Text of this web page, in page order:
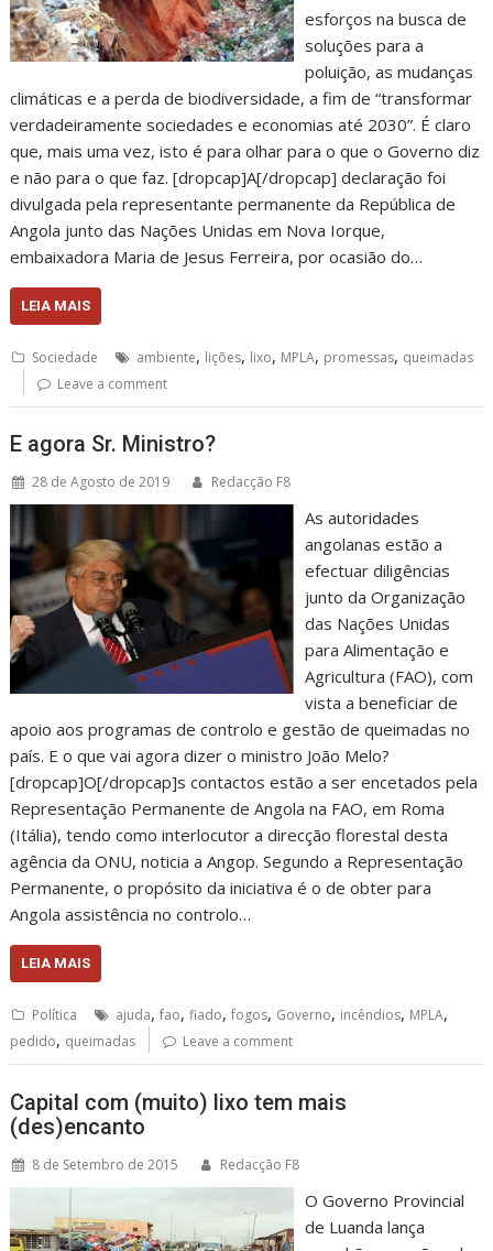
esforços na busca de
soluções para a
poluição, as mudanças
climáticas e a perda de biodiversidade, a fim de “transformar
verdadeiramente sociedades e economias até 2030”. É claro
que, mais uma vez, isto é para olhar para o que o Governo diz
e não para o que faz. [dropcap]A[/dropcap] declaração foi
divulgada pela representante permanente da República de
Angola junto das Nações Unidas em Nova Iorque,
embaixadora Maria de Jesus Ferreira, por ocasião do…
LEIA MAIS
Sociedade ambiente, lições, lixo, MPLA, promessas, queimadas
Leave a comment
E agora Sr. Ministro?
28 de Agosto de 2019 Redacção F8
As autoridades
angolanas estão a
efectuar diligências
junto da Organização
das Nações Unidas
para Alimentação e
Agricultura (FAO), com
vista a beneficiar de
apoio aos programas de controlo e gestão de queimadas no
país. E o que vai agora dizer o ministro João Melo?
[dropcap]O[/dropcap]s contactos estão a ser encetados pela
Representação Permanente de Angola na FAO, em Roma
(Itália), tendo como interlocutor a direcção florestal desta
agência da ONU, noticia a Angop. Segundo a Representação
Permanente, o propósito da iniciativa é o de obter para
Angola assistência no controlo…
LEIA MAIS
Política ajuda,fao,fiado,fogos, Governo, incêndios, MPLA,
pedido, queimadas Leave a comment
Capital com (muito) lixo tem mais
(des)encanto
8 de Setembro de 2015 Redacção F8
O Governo Provincial
de Luanda lança